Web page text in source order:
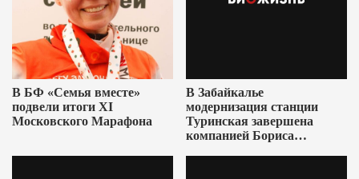
В БФ «Семья вместе»
подвели итоги XI
Московского Марафона
В Забайкалье
модернизация станции
Туринская завершена
компанией Бориса